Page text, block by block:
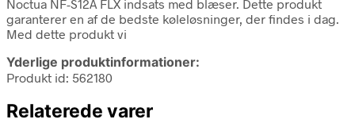
Noctua NF-S12A FLX indsats med blæser. Dette produkt
garanterer en af de bedste køleløsninger, der findes i dag.
Med dette produkt vi
Yderlige produktinformationer:
Produkt id: 562180
Relaterede varer